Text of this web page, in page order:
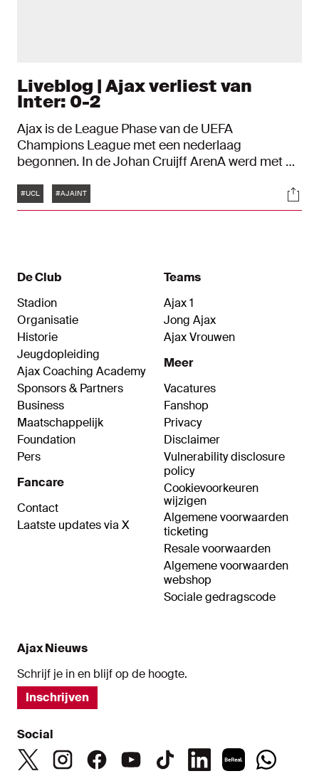
Liveblog | Ajax verliest van
Inter: 0-2
Ajax is de League Phase van de UEFA
Champions League met een nederlaag
begonnen. In de Johan Cruijff ArenA werd met 0-
je terug in ons liveblog.
Tags
#UCL #AJAINT
De Club
Stadion
Organisatie
Historie
Jeugdopleiding
Ajax Coaching Academy
Sponsors & Partners
Business
Maatschappelijk
Foundation
Pers
Fancare
Contact
Laatste updates via X
Teams
Ajax 1
Jong Ajax
Ajax Vrouwen
Meer
Vacatures
Fanshop
Privacy
Disclaimer
Vulnerability disclosure
policy
Cookievoorkeuren
wijzigen
Algemene voorwaarden
ticketing
Resale voorwaarden
Algemene voorwaarden
webshop
Sociale gedragscode
Ajax Nieuws
Schrijf je in en blijf op de hoogte.
Inschrijven
Social